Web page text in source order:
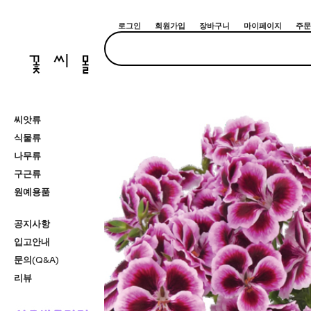
로그인 회원가입 장바구니 마이페이지 주
씨앗류
식물류
나무류
구근류
원예용품
공지사항
입고안내
문의(Q&A)
리뷰